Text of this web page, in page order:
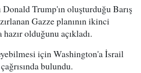
Trump'ın oluşturduğu Barış
Gazze planının ikinci
hazır olduğunu açıkladı.
için Washington'a İsrail
bulundu.